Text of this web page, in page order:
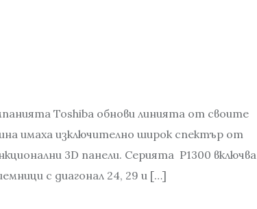
Toshiba обнови линията от своите
имаха изключително широк спектър от
3D панели. Серията P1300 включва
с диагонал 24, 29 и […]